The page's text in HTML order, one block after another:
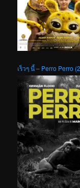
เร็วๆ นี้ – Perro Perro